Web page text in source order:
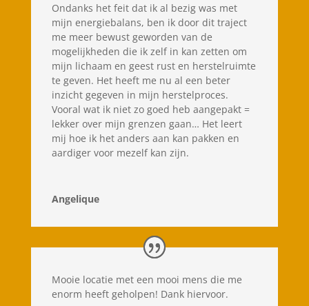
Ondanks het feit dat ik al bezig was met
mijn energiebalans, ben ik door dit traject
me meer bewust geworden van de
mogelijkheden die ik zelf in kan zetten om
mijn lichaam en geest rust en herstelruimte
te geven. Het heeft me nu al een beter
inzicht gegeven in mijn herstelproces.
Vooral wat ik niet zo goed heb aangepakt =
lekker over mijn grenzen gaan… Het leert
mij hoe ik het anders aan kan pakken en
aardiger voor mezelf kan zijn.
Angelique
Mooie locatie met een mooi mens die me
enorm heeft geholpen! Dank hiervoor.